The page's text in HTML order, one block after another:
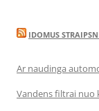
IDOMUS
Ar naudinga
Vandens filtrai nuo